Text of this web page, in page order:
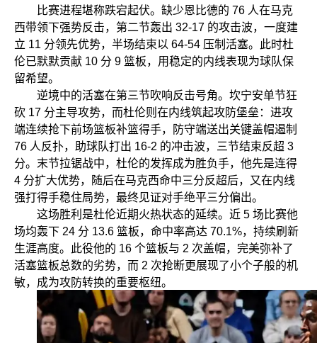
比赛进程堪称跌宕起伏。缺少恩比德的 76 人在马克
西带领下强势反击，第二节轰出 32-17 的攻击波，一度建
立 11 分领先优势，半场结束以 64-54 压制活塞。此时杜
伦已默默贡献 10 分 9 篮板，用稳定的内线表现为球队保
留希望。
逆境中的活塞在第三节吹响反击号角。坎宁安单节狂
砍 17 分主导攻势，而杜伦则在内线筑起攻防堡垒：进攻
端连续抢下前场篮板补篮得手，防守端送出关键盖帽遏制
76 人反扑，助球队打出 16-2 的冲击波，三节结束反超 3
分。末节拉锯战中，杜伦的发挥成为胜负手，他先是连得
4 分扩大优势，随后在马克西命中三分反超后，又在内线
强打得手稳住局势，最终见证对手绝平三分偏出。
这场胜利是杜伦近期火热状态的延续。近 5 场比赛他
场均轰下 24 分 13.6 篮板，命中率高达 70.1%，持续刷新
生涯高度。此役他的 16 个篮板与 2 次盖帽，完美弥补了
活塞篮板总数的劣势，而 2 次抢断更展现了小个子般的机
敏，成为攻防转换的重要枢纽。